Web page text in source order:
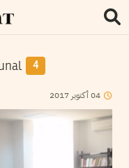
4
04أكتوبر 2017